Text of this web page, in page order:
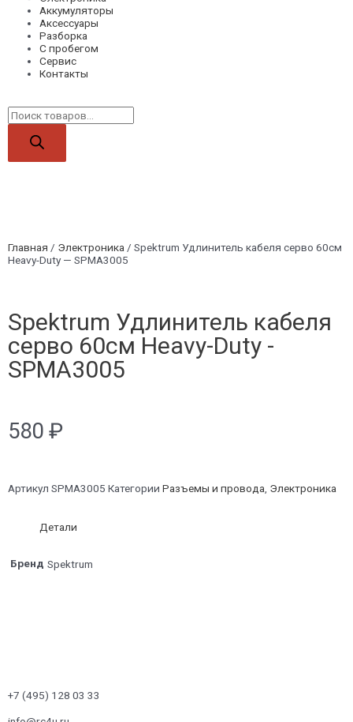
Аккумуляторы
Аксессуары
Разборка
С пробегом
Сервис
Контакты
Главная / Электроника / Spektrum Удлинитель кабеля серво 60см
Heavy-Duty — SPMA3005
Spektrum Удлинитель кабеля
серво 60см Heavy-Duty -
SPMA3005
580 ₽
Артикул SPMA3005 Категории Разъемы и провода Электроника
Детали
Бренд Spektrum
+7 (495) 128 03 33